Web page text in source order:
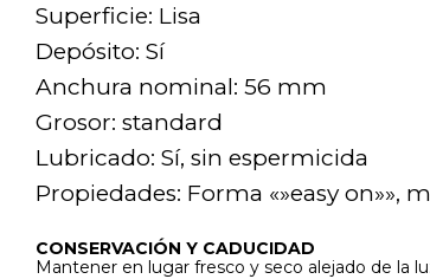
Superficie: Lisa
Depósito: Sí
Anchura nominal: 56 mm
Grosor: standard
Lubricado: Sí, sin espermicida
Propiedades: Forma «»easy on»»,
CONSERVACIÓN Y CADUCIDAD
Mantener en lugar fresco y seco alejado de la